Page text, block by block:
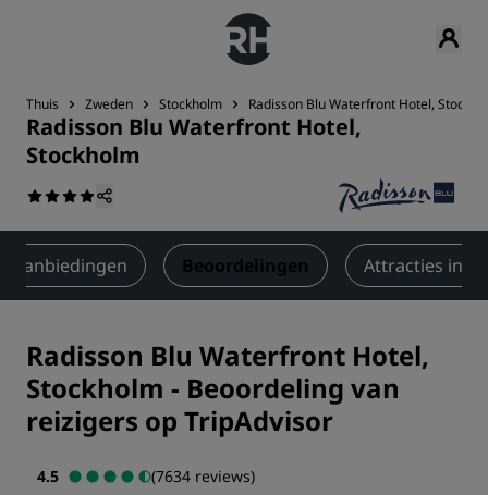
Thuis Zweden Stockholm Radisson Blu Waterfront Hotel,
Radisson Blu Waterfront Hotel,
Stockholm
Aanbiedingen Beoordelingen Attracties in
Radisson Blu Waterfront Hotel,
Stockholm - Beoordeling van
reizigers op TripAdvisor
4.5 (7634 reviews)